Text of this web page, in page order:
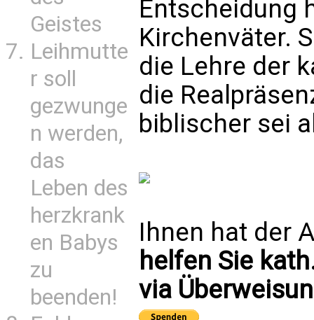
Geistes
Leihmutte
r soll
gezwunge
n werden,
das
Leben des
herzkrank
en Babys
zu
beenden!
Entscheidung
Kirchenväter.
die Lehre der
die
biblischer sei
Ihnen hat der
helfen Sie
via